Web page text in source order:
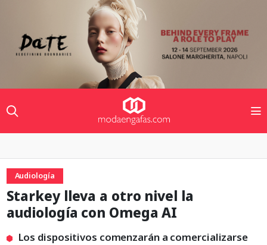
Audiología
Starkey lleva a otro nivel la
audiología con Omega AI
Los dispositivos comenzarán a comercializarse